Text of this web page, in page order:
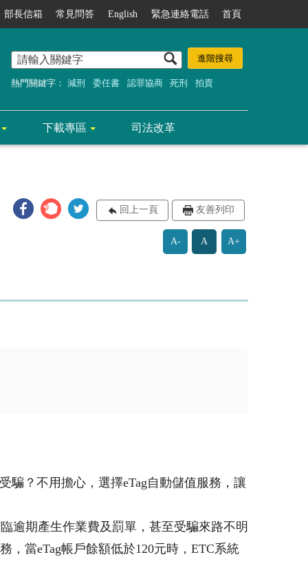
部長信箱 常見問答 English 緊急連絡電話 首頁
熱門關鍵字： 減刑 委任書 認罪協商 死刑 拍賣
下載專區 司法改革
回上一頁 友善列印
A- A A+
騙？不用擔心，選擇eTag自動儲值服務，讓
逾期產生作業費及罰單，甚至受騙來路不明
，當eTag帳戶餘額低於120元時，ETC系統